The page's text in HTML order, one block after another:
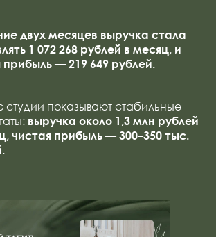
двух месяцев выручка стала
1 072 268 рублей в месяц, и
прибыль — 219 649 рублей.
студии показывают стабильные
выручка около 1,3 млн рублей
чистая прибыль — 300–350 тыс.